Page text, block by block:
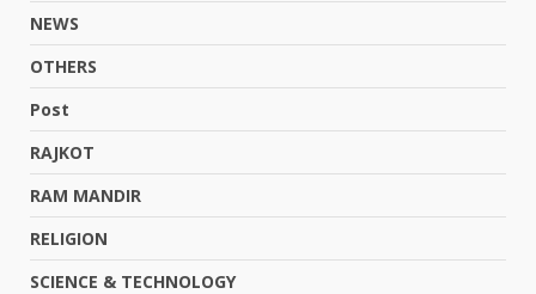
NEWS
OTHERS
Post
RAJKOT
RAM MANDIR
RELIGION
SCIENCE & TECHNOLOGY